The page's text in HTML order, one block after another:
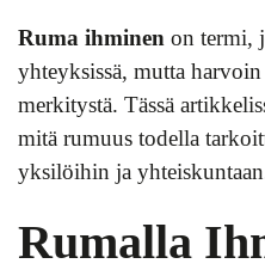
Ruma ihminen on termi,
yhteyksissä, mutta
merkitystä. Tässä
mitä rumuus todella
yksilöihin ja
Rumalla